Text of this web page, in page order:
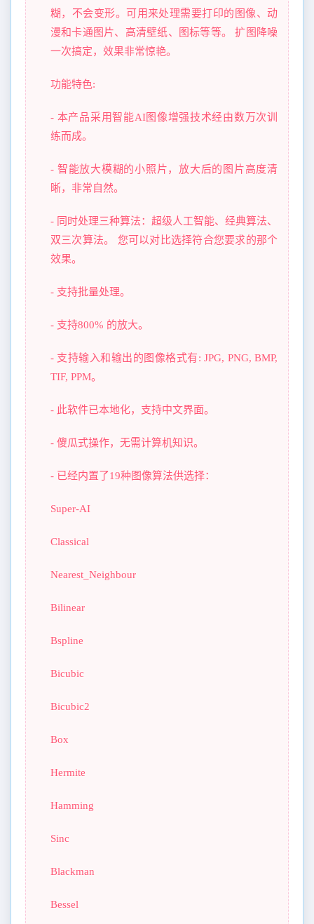
糊，不会变形。可用来处理需要打印的图像、动
漫和卡通图片、高清壁纸、图标等等。 扩图降噪
一次搞定，效果非常惊艳。
功能特色:
- 本产品采用智能AI图像增强技术经由数万次训
练而成。
- 智能放大模糊的小照片，放大后的图片高度清
晰，非常自然。
- 同时处理三种算法：超级人工智能、经典算法、
双三次算法。 您可以对比选择符合您要求的那个
效果。
- 支持批量处理。
- 支持800% 的放大。
- 支持输入和输出的图像格式有: JPG, PNG, BMP,
TIF, PPM。
- 此软件已本地化，支持中文界面。
- 傻瓜式操作，无需计算机知识。
- 已经内置了19种图像算法供选择：
Super-AI
Classical
Nearest_Neighbour
Bilinear
Bspline
Bicubic
Bicubic2
Box
Hermite
Hamming
Sinc
Blackman
Bessel